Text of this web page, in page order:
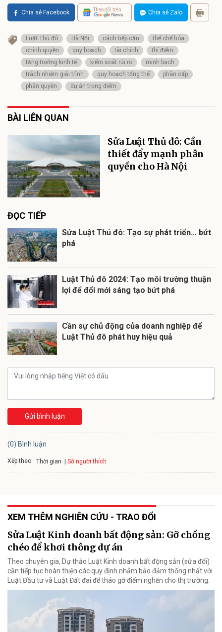
Chia sẻ Facebook Theo dõi trên Chia sẻ Zalo
Luật Thủ đô Hà Nội cách tiếp cận
thể chế hóa
chính quyền
quy hoạch tài chính
thí điểm
tăng trưởng kinh tế
kiểm soát rủi ro
minh bạch
trách nhiệm giải trình
quy hoạch tổng thể
phân cấp
phân quyền
dự án trọng điểm
BÀI LIÊN QUAN
Sửa Luật Thủ đô: Cần
thiết đẩy mạnh phân
quyền cho Hà Nội
ĐỌC TIẾP
Sửa Luật Thủ đô: Tạo sự phát triển… bứt
phá
Luật Thủ đô 2024: Tạo môi trường thuận
lợi để đổi mới sáng tạo bứt phá
Cần sự chủ động của doanh nghiệp để
Luật Thủ đô phát huy hiệu quả
Gửi bình luận
(0) Bình luận
Xếp theo: Thời gian Số người thích
XEM THÊM NGHIÊN CỨU - TRAO ĐỔI
Sửa Luật Kinh doanh bất động sản: Gỡ chồng
chéo để khơi thông dự án
Theo chuyên gia, Dự thảo Luật Kinh doanh bất động sản (sửa đổi)
cần tiếp tục hoàn thiện các quy định nhằm bảo đảm thống nhất với
Luật Đầu tư và Luật Đất đai để tháo gỡ điểm nghẽn cho thị trường.